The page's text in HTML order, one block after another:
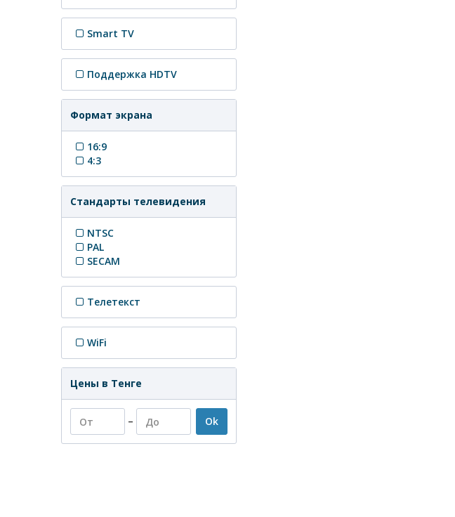
Smart TV
Поддержка HDTV
Формат экрана
16:9
4:3
Стандарты телевидения
NTSC
PAL
SECAM
Телетекст
WiFi
Цены в Тенге
– Ok